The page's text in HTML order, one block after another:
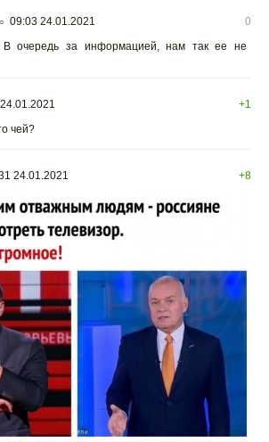
09:03 24.01.2021
0
В очередь за информацией, нам так ее не
+1
чей?
24.01.2021 +8